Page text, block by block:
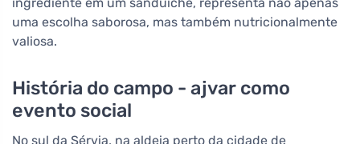
uma escolha saborosa, mas também nutricionalmente
valiosa.
História do campo - ajvar como
evento social
No sul da Sérvia, na aldeia perto da cidade de